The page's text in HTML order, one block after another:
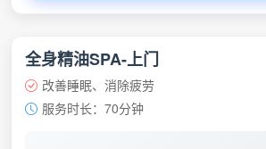
全身精油SPA-上门
改善睡眠、消除疲劳
服务时长：70分钟